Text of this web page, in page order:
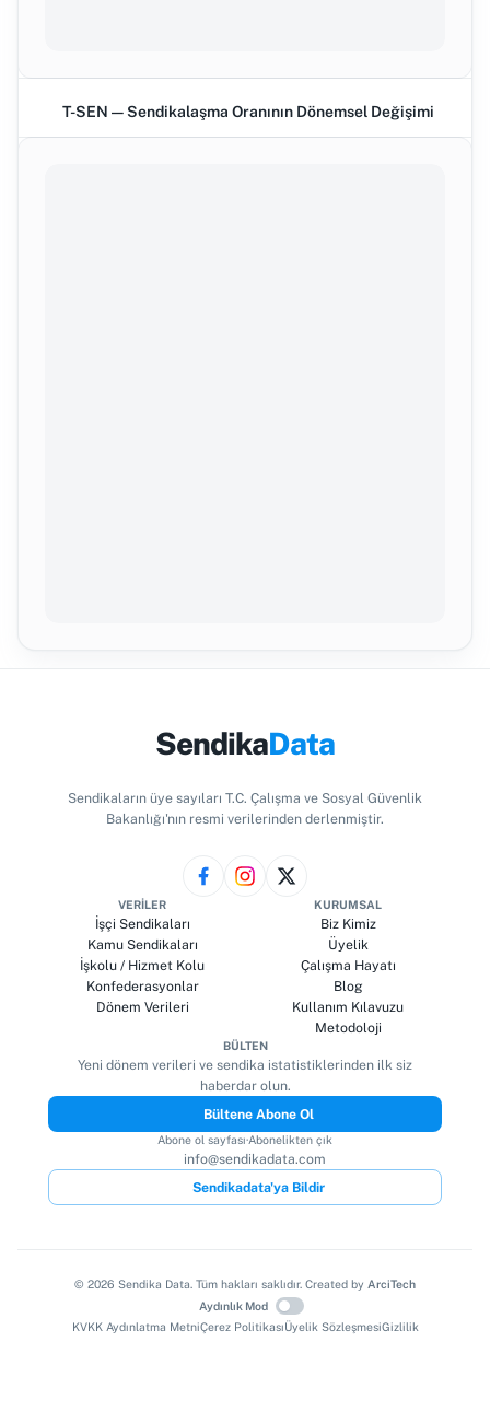
T-SEN — Sendikalaşma Oranının Dönemsel Değişimi
SendikaData
Sendikaların üye sayıları T.C. Çalışma ve Sosyal Güvenlik
Bakanlığı'nın resmi verilerinden derlenmiştir.
VERILER
İşçi Sendikaları
Kamu Sendikaları
İşkolu / Hizmet Kolu
Konfederasyonlar
Dönem Verileri
KURUMSAL
Biz Kimiz
Üyelik
Çalışma Hayatı
Blog
Kullanım Kılavuzu
Metodoloji
BÜLTEN
Yeni dönem verileri ve sendika istatistiklerinden ilk siz
haberdar olun.
Bültene Abone Ol
Abone ol sayfası·Abonelikten çık
info@sendikadata.com
Sendikadata'ya Bildir
© 2026 Sendika Data. Tüm hakları saklıdır. Created by ArciTech
Aydınlık Mod
KVKK Aydınlatma MetniÇerez PolitikasıÜyelik SözleşmesiGizlilik